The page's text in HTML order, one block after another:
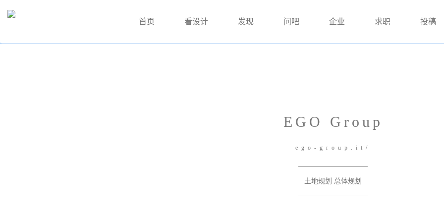
首页 看设计 发现 问吧 企业 求职 投稿
EGO Group
ego-group.it/
土地规划 总体规划